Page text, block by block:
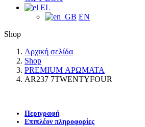
EL
EN
Shop
Αρχική σελίδα
Shop
PREMIUM ΑΡΩΜΑΤΑ
AR237 7TWENTYFOUR
Περιγραφή
Επιπλέον πληροφορίες